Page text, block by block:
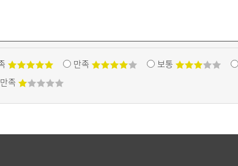
만족 보통
족